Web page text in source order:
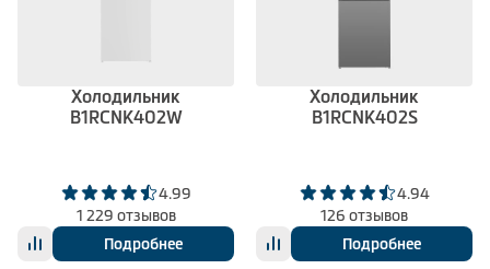
Холодильник
B1RCNK402W
4.99
1 229 отзывов
Подробнее
Холодильник
B1RCNK402S
4.94
126 отзывов
Подробнее